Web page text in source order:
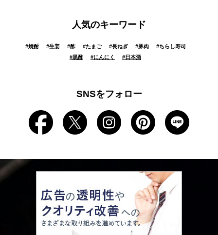
人気のキーワード
#焼酎 #生姜 #酢 #たまご #長ねぎ #豚肉 #ちらし寿司
#黒酢 #にんにく #日本酒
SNSをフォロー